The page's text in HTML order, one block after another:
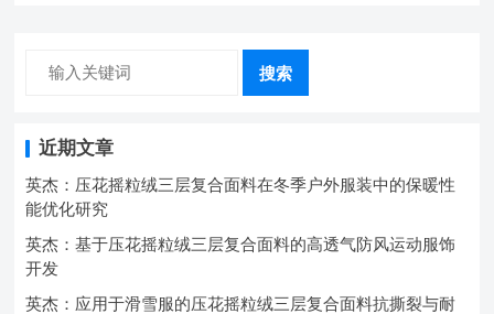
搜索
近期文章
英杰：压花摇粒绒三层复合面料在冬季户外服装中的保暖性
能优化研究
英杰：基于压花摇粒绒三层复合面料的高透气防风运动服饰
开发
英杰：应用于滑雪服的压花摇粒绒三层复合面料抗撕裂与耐